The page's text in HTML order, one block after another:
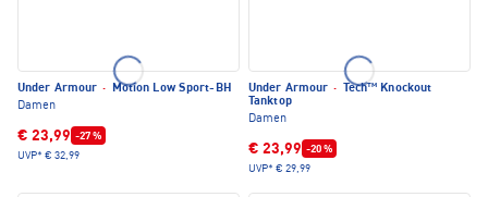
Under Armour ·
Motion Low Sport-BH
Damen
€ 23,99 -27 %
UVP* € 32,99
Under Armour ·
Tech™ Knockout
Tanktop
Damen
€ 23,99 -20 %
UVP* € 29,99